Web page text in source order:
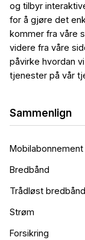
og tilbyr
for å gjøre det
kommer fra våre
videre fra våre
påvirke hvordan
tjenester på vår
Sammenlign
Mobilabonnement
Bredbånd
Trådløst bredbånd
Strøm
Forsikring